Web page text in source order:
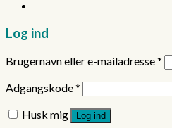
Log ind
Brugernavn eller e-mailadresse*
Adgangskode*
Husk mig
Log ind